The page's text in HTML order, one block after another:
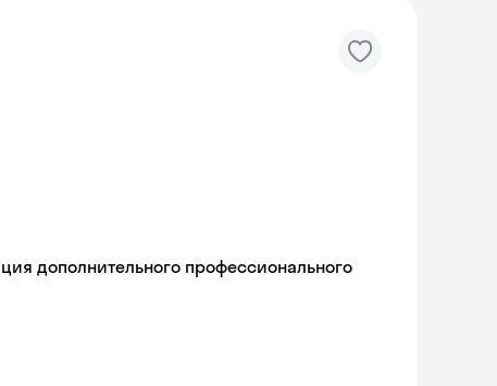
дополнительного профессионального